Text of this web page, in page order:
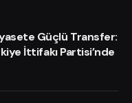
Güçlü Transfer:
İttifakı Partisi’nde